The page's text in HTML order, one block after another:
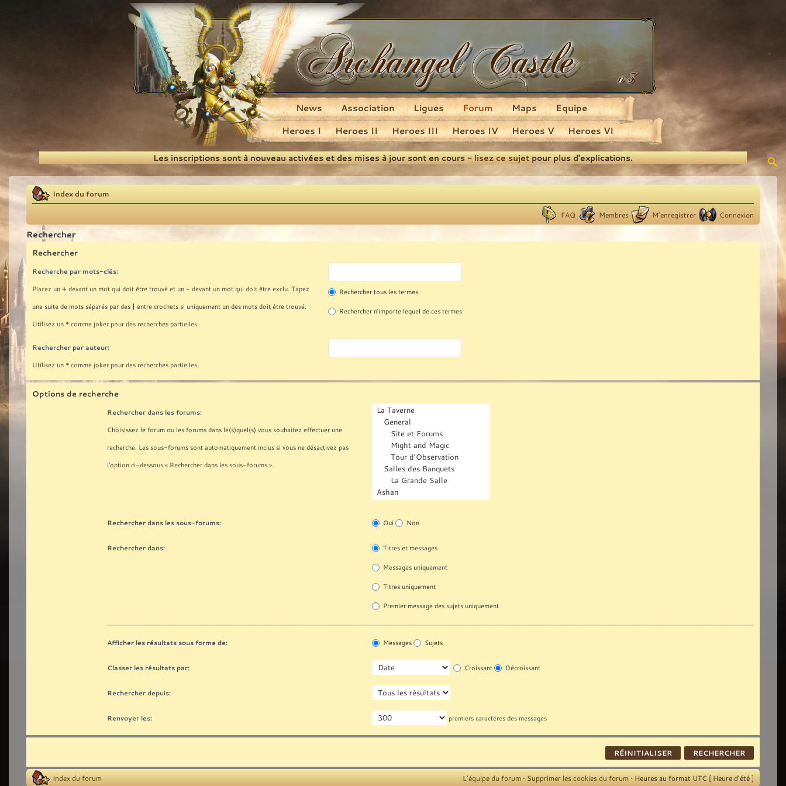
Recherche
Heroes I Heroes II Heroes III Heroes IV Heroes V Heroes VI
News Association Ligues Forum Maps Equipe
Les inscriptions sont à nouveau activées et des mises à jour sont en cours -lisez ce sujetpour plus d'explications.
Index du forum
FAQ Membres M’enregistrer Connexion
Rechercher
Rechercher
Recherche par mots-clés:
Placez un + devant un mot qui doit être trouvé et un - devant un mot qui doit être exclu. Tapez
une suite de mots séparés par des | entre crochets si uniquement un des mots doit être trouvé.
Utilisez un * comme joker pour des recherches partielles.
Rechercher tous les termes
Rechercher n’importe lequel de ces termes
Rechercher par auteur:
Utilisez un * comme joker pour des recherches partielles.
Options de recherche
Rechercher dans les forums:
Choisissez le forum ou les forums dans le(s)quel(s) vous souhaitez effectuer une
recherche. Les sous-forums sont automatiquement inclus si vous ne désactivez pas
l’option ci-dessous « Rechercher dans les sous-forums ».
Rechercher dans les sous-forums: Oui Non
Rechercher dans: Titres et messages
Messages uniquement
Titres uniquement
Premier message des sujets uniquement
Afficher les résultats sous forme de: Messages Sujets
Classer les résultats par: Croissant Décroissant
Rechercher depuis:
Renvoyer les: premiers caractères des messages
Index du forum L’équipe du forum • Supprimer les cookies du forum • Heures au format UTC [ Heure d’été ]